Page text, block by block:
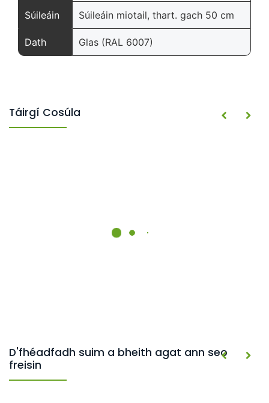
Súileáin Súileáin miotail, thart. gach 50 cm
Dath Glas (RAL 6007)
Táirgí Cosúla
D'fhéadfadh suim a bheith agat ann seo
freisin